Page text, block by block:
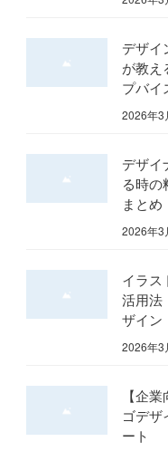
デザイ
が教え
プバイ
2026年3
デザイ
る時の
まとめ
2026年3
イラス
活用法
ザイン
2026年3
【企
ゴデザ
ート